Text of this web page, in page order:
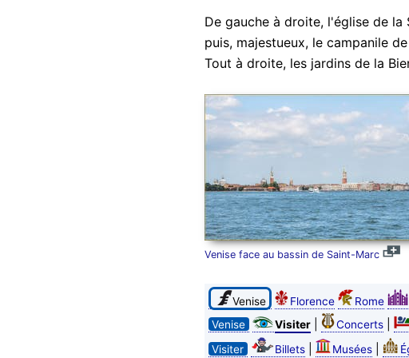
De gauche à droite, l'église de
puis, majestueux, le campanile
Tout à droite, les jardins de la
Venise face au bassin de Saint-Marc
Venise Florence Rome
Venise
Visiter| Concerts|
Visiter
Billets| Musées|